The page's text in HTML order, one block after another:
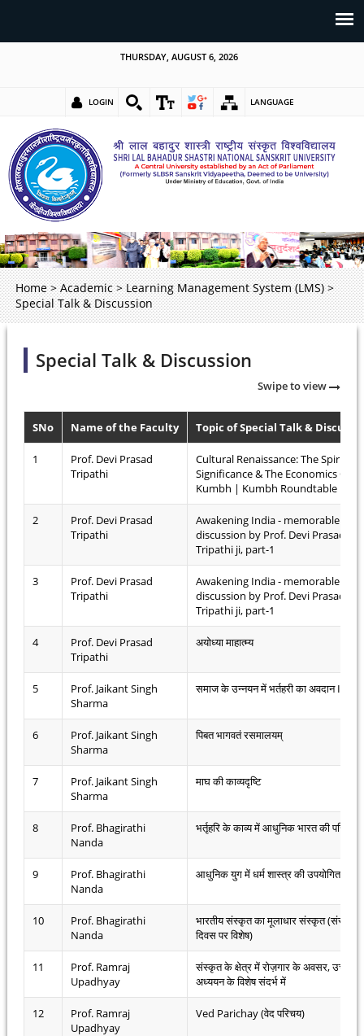
THURSDAY, AUGUST 6, 2026
LOGIN LANGUAGE
Home > Academic > Learning Management System (LMS) >
Special Talk & Discussion
Special Talk & Discussion
Swipe to view
SNo Name of the Faculty Topic of Special Talk &
1
Prof. Devi Prasad
Tripathi
Cultural Renaissance: The Spiritual
Significance & The Economics Of
Kumbh | Kumbh Roundtable
2
Prof. Devi Prasad
Tripathi
Awakening India - memorable
discussion by Prof. Devi Prasad
Tripathi ji, part-1
3
Prof. Devi Prasad
Tripathi
Awakening India - memorable
discussion by Prof. Devi Prasad
Tripathi ji, part-1
4
Prof. Devi Prasad
Tripathi
अयोध्या माहात्म्य
5
Prof. Jaikant Singh
Sharma
समाज के उन्नयन में भर्तहरी का अवदान II
6
Prof. Jaikant Singh
Sharma
पिबत भागवतं रसमालयम्
7
Prof. Jaikant Singh
Sharma
माघ की काव्यदृष्टि
8
Prof. Bhagirathi
Nanda
भर्तृहरि के काव्य में आधुनिक भारत की
9
Prof. Bhagirathi
Nanda
आधुनिक युग में धर्म शास्त्र की उपयोगिता
10
Prof. Bhagirathi
Nanda
भारतीय संस्कृत का मूलाधार संस्कृत (संस्कृत
दिवस पर विशेष)
11
Prof. Ramraj
Upadhyay
संस्कृत के क्षेत्र में रोज़गार के अवसर, उच्च
अध्ययन के विशेष संदर्भ में
12
Prof. Ramraj
Upadhyay
Ved Parichay (वेद परिचय)